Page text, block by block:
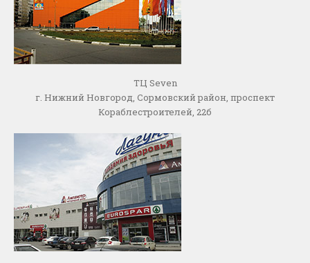
ТЦ Seven
г. Нижний Новгород, Сормовский район, проспект
Кораблестроителей, 22б